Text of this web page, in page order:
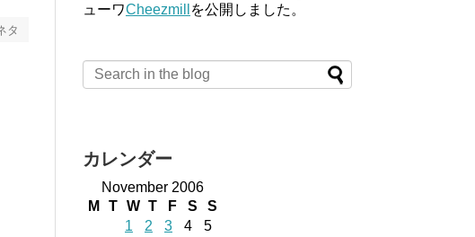
タ
ューワCheezmill を公開しました。
カレンダー
November 2006
M
T W T F S
S
1
2 3 4
5